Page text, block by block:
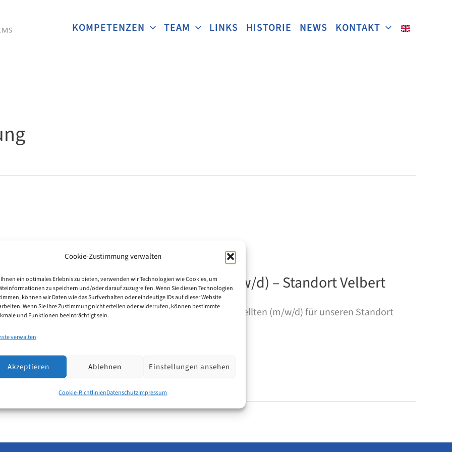
Cookie-Zustimmung verwalten
ein optimales Erlebnis zu bieten, verwenden wir Technologien wie Cookies, um
zu speichern und/oder darauf zuzugreifen. Wenn Sie diesen Technologien
können wir Daten wie das Surfverhalten oder eindeutige IDs auf dieser Website
Wenn Sie Ihre Zustimmung nicht erteilen oder widerrufen, können bestimmte
und Funktionen beeinträchtigt sein.
verwalten
Akzeptieren Ablehnen Einstellungen ansehen
Cookie-RichtlinienDatenschutzImpressum
KOMPETENZEN TEAM LINKS HISTORIE NEWS KONTAKT
Patentanwaltsfachangestellte/r (m/w/d) – Standort Velbert
n Auszubildende/n zur/zum Patentanwaltsfachangestellten (m/w/d) für unseren Standort